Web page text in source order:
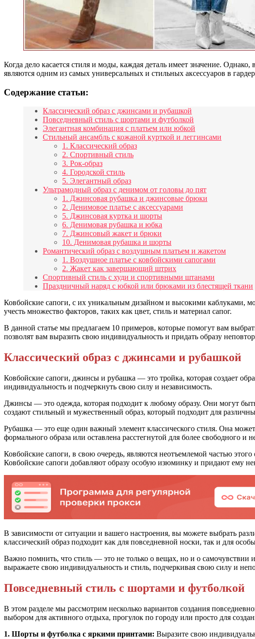
Когда дело касается стиля и моды, каждая деталь имеет значение.
являются одним из самых универсальных и стильных аксессуаров в
Содержание статьи:
Классический образ с джинсами и рубашкой
Повседневный стиль с шортами и футболкой
Элегантная комбинация с платьем или юбкой
Стильный ансамбль с кожаной курткой и леггинсами
1. Классический образ
2. Спортивный стиль
3. Рок-образ
4. Городской стиль
5. Элегантный образ
Ультрамодный образ с денимом от головы до пят
1. Джинсовая рубашка и джинсовые брюки
2. Денимовое платье с аксессуарами
5. Джинсовая куртка и шорты
6. Денимовая рубашка и юбка
7. Джинсовый жакет и брюки
10. Денимовая рубашка и шорты
Романтический образ с воздушным платьем и жакетом
1. Воздушное платье с ковбойскими сапогами
2. Жакет как завершающий штрих
Спортивный стиль с худи и спортивными штанами
Праздничный наряд с юбкой или брюками из блестящей ткани
Ковбойские сапоги, с их уникальным дизайном и высокими каблуками,
учесть множество факторов, таких как цвет, стиль и материал сапог.
В данной статье мы предлагаем 10 примеров, которые помогут вам
позволят вам выразить свою индивидуальность и придать образу
Классический образ с джинсами и рубашкой
Ковбойские сапоги, джинсы и рубашка — это тройка, которая создает
индивидуальность и подчеркнуть свою силу и независимость.
Джинсы — это одежда, которая подходит к любому образу. Они могут
создают стильный и мужественный образ, который подходит для
Рубашка — это еще один важный элемент классического стиля. Она
формального образа или оставлена расстегнутой для более свободного и
Ковбойские сапоги, в свою очередь, являются неотъемлемой частью
Ковбойские сапоги добавляют образу особую изюминку и придают ему
В зависимости от ситуации и вашего настроения, вы можете выбрать
классический образ подходит как для повседневной носки, так и для
Важно помнить, что стиль — это не только о вещах, но и о самочувствии
выражаете свою индивидуальность и стиль, подчеркивая свою силу и
Повседневный стиль с шортами и футболкой
В этом разделе мы рассмотрим несколько вариантов создания
выбором для активного отдыха, прогулок по городу или просто для
1. Шорты и футболка с яркими принтами: Выразите свою